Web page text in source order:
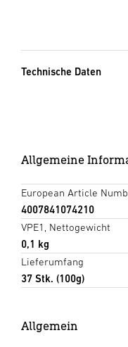
Technische Daten
Allgemeine
European Article
4007841074210
VPE1, Nettogewicht
0,1 kg
Lieferumfang
37 Stk. (100g)
Allgemein